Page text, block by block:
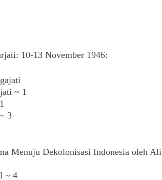
10-13 November 1946:
~ 1
3
Menuju Dekolonisasi Indonesia oleh Ali
~ 4